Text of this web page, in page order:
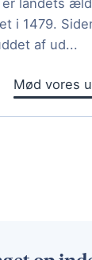
er landets
i 1479.
af ud...
Mød vores